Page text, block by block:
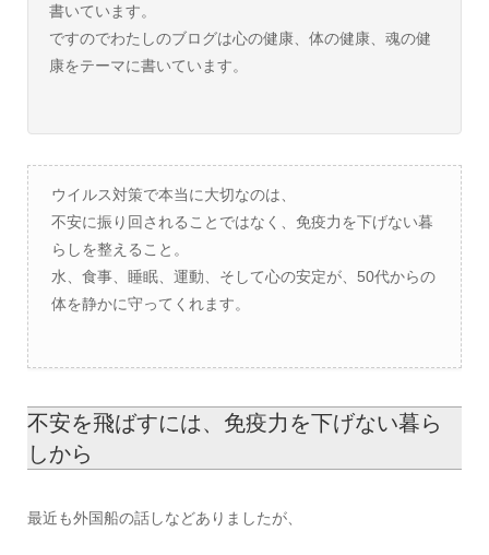
書いています。
ですのでわたしのブログは心の健康、体の健康、魂の健
康をテーマに書いています。
ウイルス対策で本当に大切なのは、
不安に振り回されることではなく、免疫力を下げない暮
らしを整えること。
水、食事、睡眠、運動、そして心の安定が、50代からの
体を静かに守ってくれます。
不安を飛ばすには、免疫力を下げない暮ら
しから
最近も外国船の話しなどありましたが、